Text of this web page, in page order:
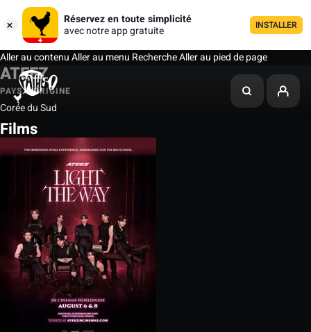
Réservez en toute simplicité
avec notre app gratuite
INSTALLER
Aller au contenuAller au menu RechercheAller au pied de page
ATEEZ
PAYS D'ORIGINE
Corée du Sud
Films